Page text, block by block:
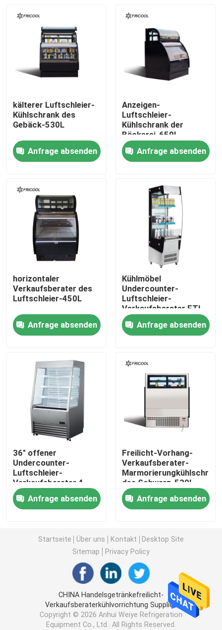
Startseite
Produkte
Fabrik Tour
Qualitätskontrolle
Kontakt
Gekühlter Feinkostgeschäft-Kasten
Glastür-Verkaufsberater
Eiscreme-Anzeigengefrierschrank
Reichweite im Kühlschrank
unter Gegenkühlschrankgefrierschrank
Luftschleier-Kühlschrank
Fleischanzeigenkühlvorrichtung
Handelskühlbox
kälterer Luftschleier-
Kühlschrank des
Gebäck-530L
Anfrage absenden
Anzeigen-
Luftschleier-
Kühlschrank der
Bäckerei-650L
Anfrage absenden
horizontaler
Verkaufsberater des
Luftschleier-450L
Anfrage absenden
Kühlmöbel
Undercounter-
Luftschleier-
Verkaufsberater ETL
der Anzeigen-180L
Anfrage absenden
36" offener
Undercounter-
Luftschleier-
Verkaufsberater 4
Shleves
Anfrage absenden
Freilicht-Vorhang-
Verkaufsberater-
Marmorierungkühlschrank
des Schwarz-530L
vertikaler
Anfrage absenden
Startseite Über uns Kontakt
Desktop Site
Sitemap
Privacy Policy
CHINA Handelsgetränkefreilicht-
Verkaufsberaterkühlvorrichtung Supplier.
Copyright © 2026 Anhui Weiye Refrigeration
Equipment Co., Ltd.. All Rights Reserved.